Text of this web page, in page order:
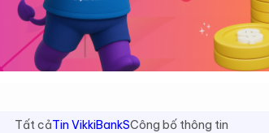
Tất cảTin VikkiBankSCông bố thông tin